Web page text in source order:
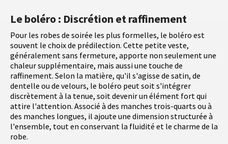
Le boléro : Discrétion et raffinement
Pour les robes de soirée les plus formelles, le boléro est
souvent le choix de prédilection. Cette petite veste,
généralement sans fermeture, apporte non seulement une
chaleur supplémentaire, mais aussi une touche de
raffinement. Selon la matière, qu'il s'agisse de satin, de
dentelle ou de velours, le boléro peut soit s'intégrer
discrètement à la tenue, soit devenir un élément fort qui
attire l'attention. Associé à des manches trois-quarts ou à
des manches longues, il ajoute une dimension structurée à
l'ensemble, tout en conservant la fluidité et le charme de la
robe.